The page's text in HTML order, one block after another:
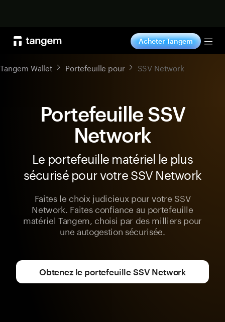
Acheter Tangem
Tangem Wallet Portefeuille pour SSV Network
Portefeuille SSV
Network
Le portefeuille matériel le plus
sécurisé pour votre SSV Network
Faites le choix judicieux pour votre SSV
Network. Faites confiance au portefeuille
matériel Tangem, choisi par des milliers pour
une autogestion sécurisée.
Obtenez le portefeuille SSV Network